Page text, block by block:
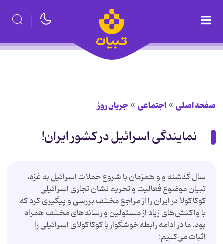
صفحه اصلی اجتماعی جریان روز
نمایندگی اسرائیل در کشور ایران!
سال گذشته و و همزمان با شروع حملات اسرائیل به غزه،
تبیان موضوع فعالیت و تحریم نشان تجاری اسرائیلی
کوکاکولا در ایران را از مراجع مختلف بررسی و پیگیری کرد که
با واکنش‌های زیاد از مسئولین و رسانه‌های مختلف همراه
بود. ما در ادامه رابطه خوشگوار با کوکاکولای اسرائیلی را
اثبات می‌کنیم: